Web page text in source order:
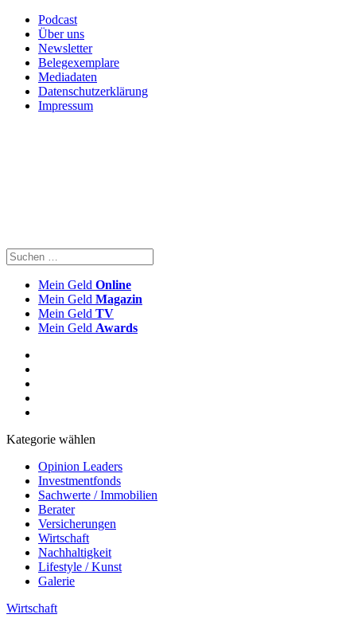
Podcast
Über uns
Newsletter
Belegexemplare
Mediadaten
Datenschutzerklärung
Impressum
Mein Geld Online
Mein Geld Magazin
Mein Geld TV
Mein Geld Awards
Kategorie wählen
Opinion Leaders
Investmentfonds
Sachwerte / Immobilien
Berater
Versicherungen
Wirtschaft
Nachhaltigkeit
Lifestyle / Kunst
Galerie
Wirtschaft